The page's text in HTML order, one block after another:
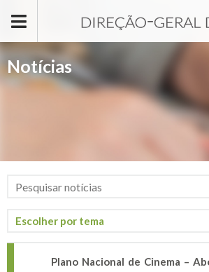
Notícias
Plano Nacional de Cinema –